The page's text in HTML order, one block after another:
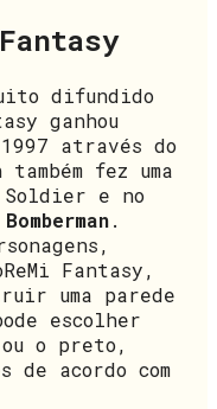
difundido
ganhou
através do
fez uma
Soldier e no
.
Fantasy,
uma parede
escolher
ou o preto,
de acordo com